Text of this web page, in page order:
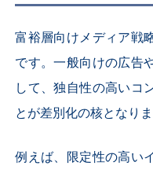
富裕層向けメディア戦
です。一般向けの広告
して、独自性の高いコ
とが差別化の核となりま
例えば、限定性の高い